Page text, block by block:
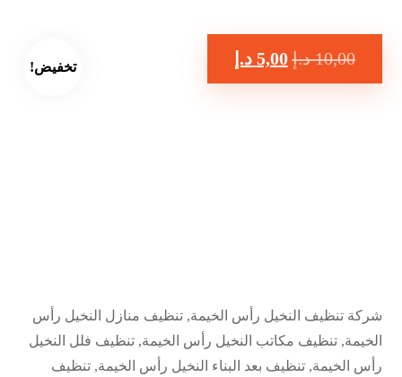
تخفيض! 10,00 د.إ 5,00 د.إ
شركة تنظيف النخيل رأس الخيمة, تنظيف منازل النخيل رأس
الخيمة, تنظيف مكاتب النخيل رأس الخيمة, تنظيف فلل النخيل
رأس الخيمة, تنظيف بعد البناء النخيل رأس الخيمة, تنظيف